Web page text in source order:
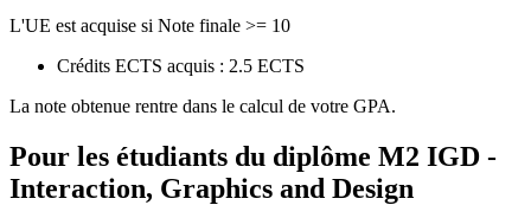
L'UE est acquise si Note finale >= 10
Crédits ECTS acquis : 2.5 ECTS
La note obtenue rentre dans le calcul de votre GPA.
Pour les étudiants du diplôme M2 IGD -
Interaction, Graphics and Design